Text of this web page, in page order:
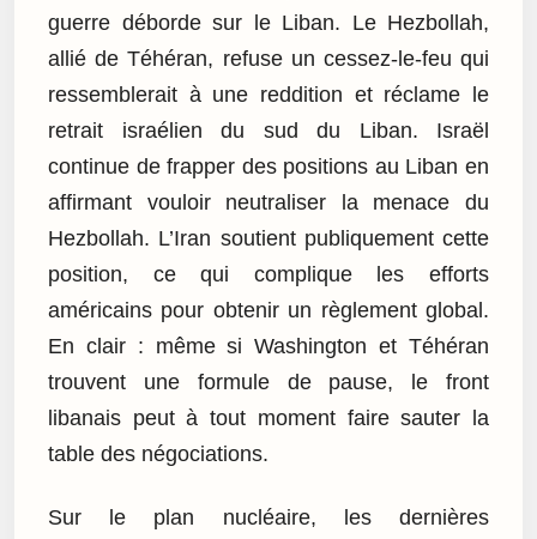
guerre déborde sur le Liban. Le Hezbollah,
allié de Téhéran, refuse un cessez-le-feu qui
ressemblerait à une reddition et réclame le
retrait israélien du sud du Liban. Israël
continue de frapper des positions au Liban en
affirmant vouloir neutraliser la menace du
Hezbollah. L’Iran soutient publiquement cette
position, ce qui complique les efforts
américains pour obtenir un règlement global.
En clair : même si Washington et Téhéran
trouvent une formule de pause, le front
libanais peut à tout moment faire sauter la
table des négociations.
Sur le plan nucléaire, les dernières